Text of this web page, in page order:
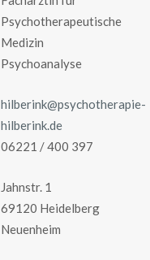
Psychotherapeutische
Medizin
Psychoanalyse
hilberink@psychotherapie-
hilberink.de
06221 / 400 397
Jahnstr. 1
69120 Heidelberg
Neuenheim